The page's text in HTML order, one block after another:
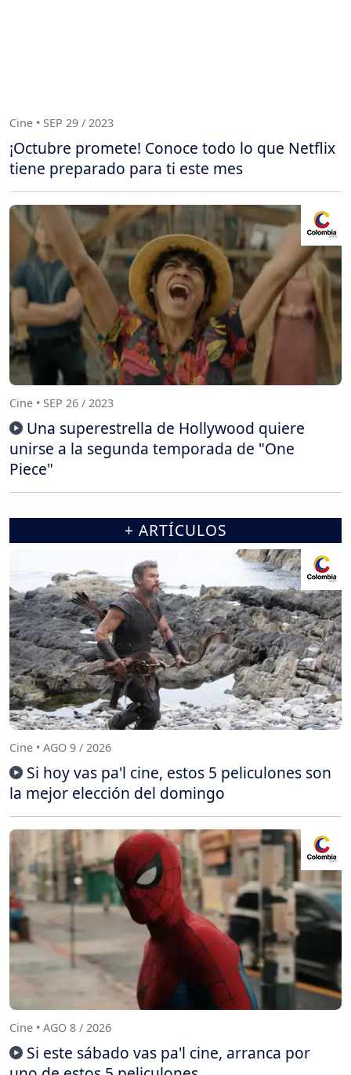
Cine • SEP 29 / 2023
¡Octubre promete! Conoce todo lo que Netflix
tiene preparado para ti este mes
Cine • SEP 26 / 2023
Una superestrella de Hollywood quiere
unirse a la segunda temporada de "One
Piece"
+ ARTÍCULOS
Cine • AGO 9 / 2026
Si hoy vas pa'l cine, estos 5 peliculones son
la mejor elección del domingo
Cine • AGO 8 / 2026
Si este sábado vas pa'l cine, arranca por